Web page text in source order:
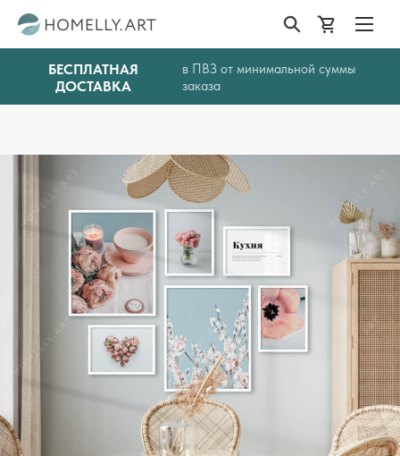
БЕСПЛАТНАЯ
ДОСТАВКА
в ПВЗ от минимальной суммы
заказа